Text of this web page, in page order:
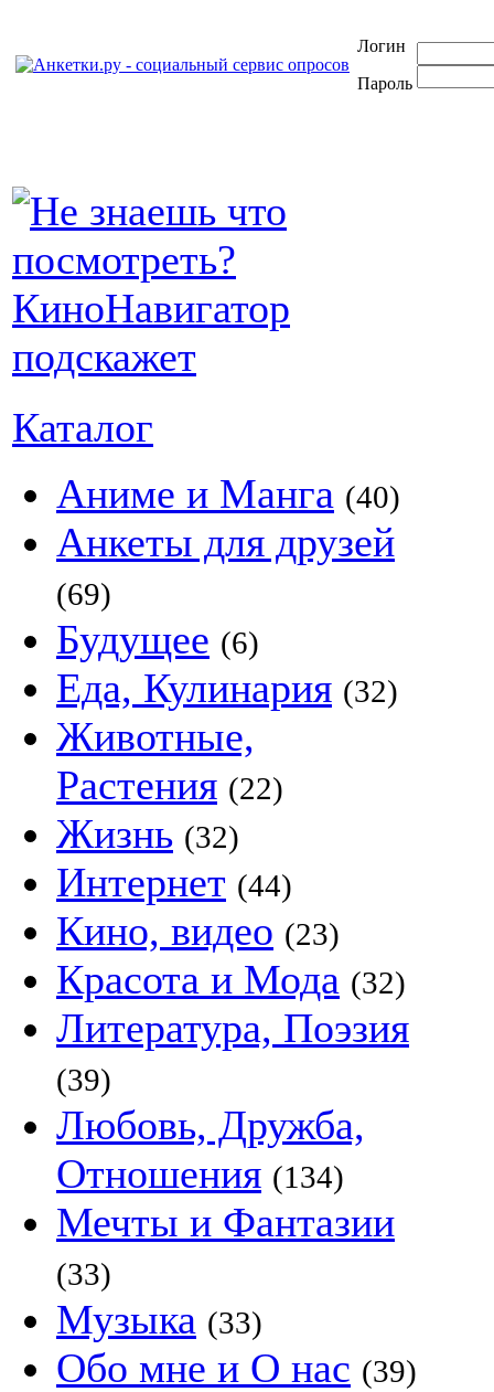
Логин
Пароль
Каталог
Аниме и Манга (40)
Анкеты для друзей
(69)
Будущее (6)
Еда, Кулинария (32)
Животные,
Растения (22)
Жизнь (32)
Интернет (44)
Кино, видео (23)
Красота и Мода (32)
Литература, Поэзия
(39)
Любовь, Дружба,
Отношения (134)
Мечты и Фантазии
(33)
Музыка (33)
Обо мне и О нас (39)